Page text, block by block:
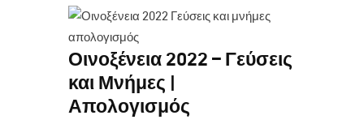
Οινοξένεια 2022 – Γεύσεις
και Μνήμες |
Απολογισμός